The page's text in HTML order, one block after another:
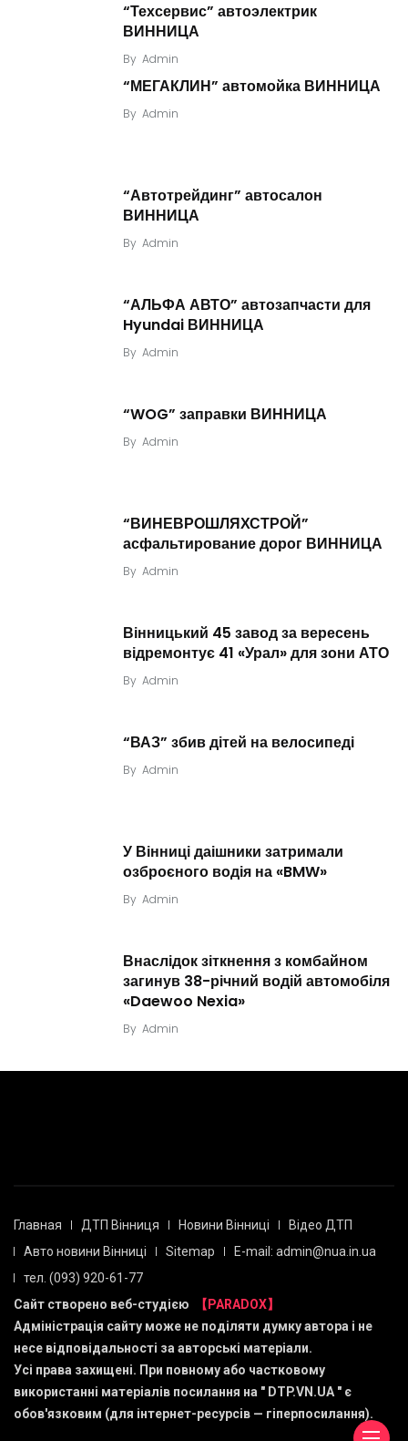
“Техсервис” автоэлектрик
ВИННИЦА
By Admin
“МЕГАКЛИН” автомойка ВИННИЦА
By Admin
“Автотрейдинг” автосалон
ВИННИЦА
By Admin
“АЛЬФА АВТО” автозапчасти для
Hyundai ВИННИЦА
By Admin
“WOG” заправки ВИННИЦА
By Admin
“ВИНЕВРОШЛЯХСТРОЙ”
асфальтирование дорог ВИННИЦА
By Admin
Вінницький 45 завод за вересень
відремонтує 41 «Урал» для зони АТО
By Admin
“ВАЗ” збив дітей на велосипеді
By Admin
У Вінниці даішники затримали
озброєного водія на «BMW»
By Admin
Внаслідок зіткнення з комбайном
загинув 38-річний водій автомобіля
«Daewoo Nexia»
By Admin
Главная ДТП Вінниця Новини Вінниці
Відео ДТП
Авто новини Вінниці
Sitemap
E-mail: admin@nua.in.ua
тел. (093) 920-61-77
Сайт створено веб-студією
【PARADOX】
Адміністрація сайту може не поділяти думку автора і не
несе відповідальності за авторські матеріали.
Усі права захищені. При повному або частковому
використанні матеріалів посилання на " DTP.VN.UA " є
обов'язковим (для інтернет-ресурсів — гіперпосилання).